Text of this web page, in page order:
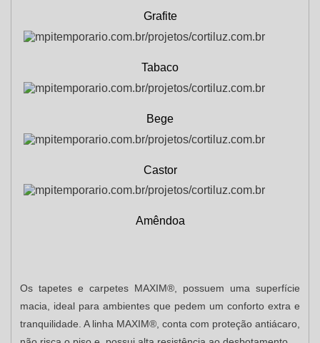
Grafite
Tabaco
Bege
Castor
Amêndoa
Os tapetes e carpetes MAXIM®, possuem uma superfície
macia, ideal para ambientes que pedem um conforto extra e
tranquilidade. A linha MAXIM®, conta com proteção antiácaro,